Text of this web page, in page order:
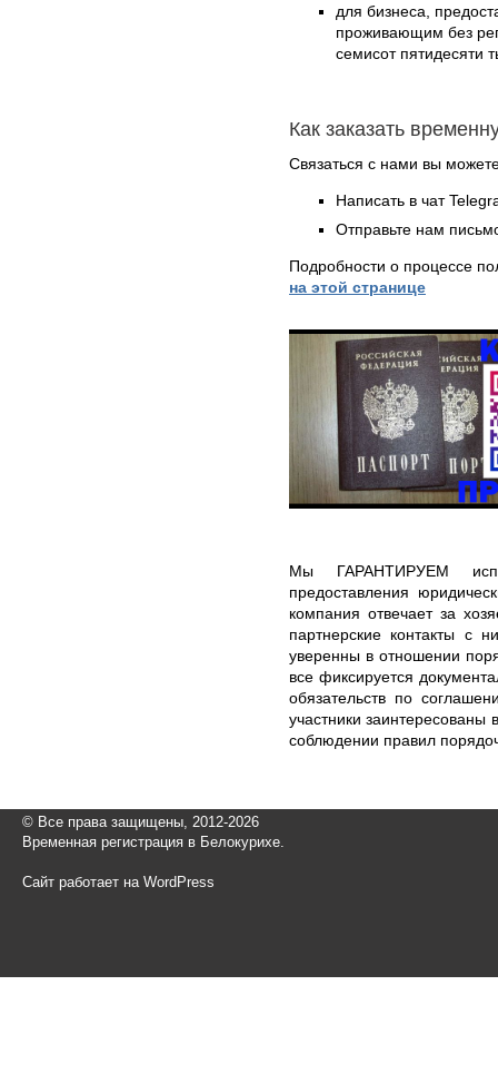
для бизнеса,
проживающим без
семисот пятидесяти
Как заказать
Связаться с нами вы
Написать в чат
Отправьте нам
Подробности о процессе
на этой странице
Мы ГАРАНТИРУЕМ
предоставления
компания отвечает за
партнерские контакты с
уверенны в отношении
все фиксируется
обязательств по
участники заинтересованы
соблюдении правил
© Все права защищены, 2012-2026
Временная регистрация в Белокурихе.
Сайт работает на WordPress